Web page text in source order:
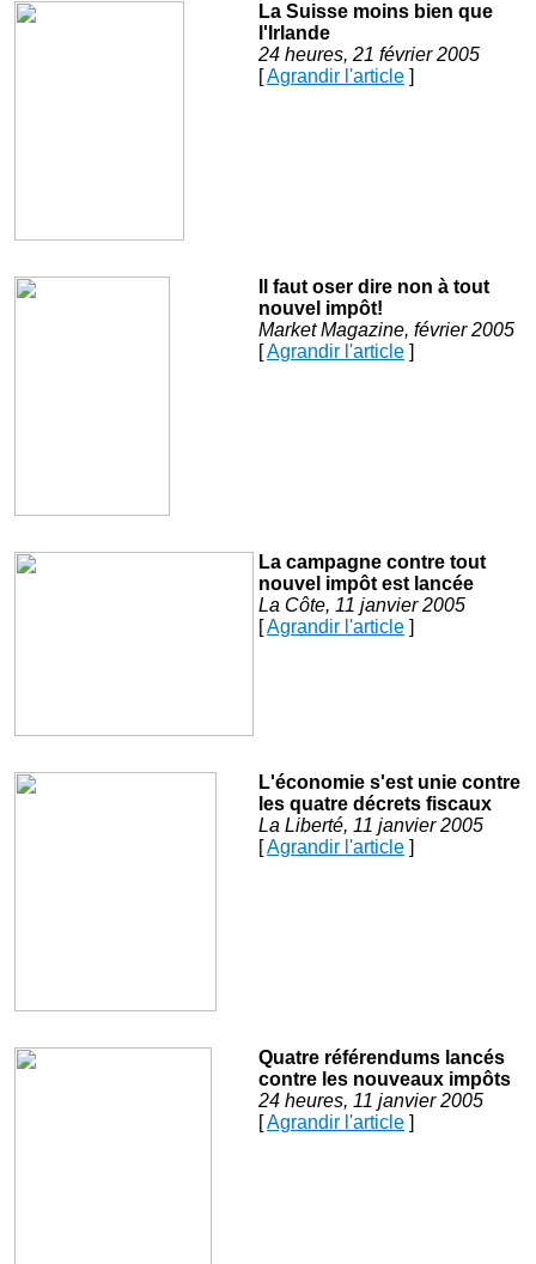
La Suisse moins bien que
l'Irlande
24 heures, 21 février 2005
[Agrandir l'article]
Il faut oser dire non à tout
nouvel impôt!
Market Magazine, février 2005
[Agrandir l'article]
La campagne contre tout
nouvel impôt est lancée
La Côte, 11 janvier 2005
[Agrandir l'article]
L'économie s'est unie contre
les quatre décrets fiscaux
La Liberté, 11 janvier 2005
[Agrandir l'article]
Quatre référendums lancés
contre les nouveaux impôts
24 heures, 11 janvier 2005
[Agrandir l'article]